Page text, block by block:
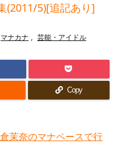
(2011/5)[追記あり]
マナカナ , 芸能・アイドル
Copy
茉奈のマナペースで行